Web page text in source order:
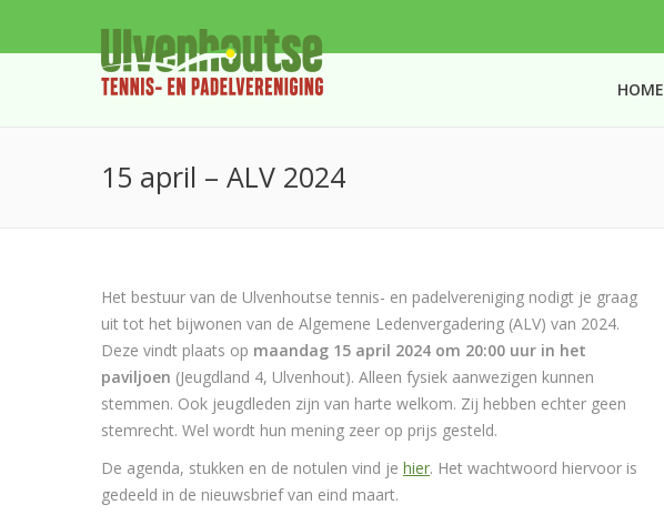
HOME
15 april – ALV 2024
Het bestuur van de Ulvenhoutse tennis- en padelvereniging nodigt je graag
uit tot het bijwonen van de Algemene Ledenvergadering (ALV) van 2024.
Deze vindt plaats op maandag 15 april 2024 om 20:00 uur in het
paviljoen (Jeugdland 4, Ulvenhout). Alleen fysiek aanwezigen kunnen
stemmen. Ook jeugdleden zijn van harte welkom. Zij hebben echter geen
stemrecht. Wel wordt hun mening zeer op prijs gesteld.
De agenda, stukken en de notulen vind je hier. Het wachtwoord hiervoor is
gedeeld in de nieuwsbrief van eind maart.